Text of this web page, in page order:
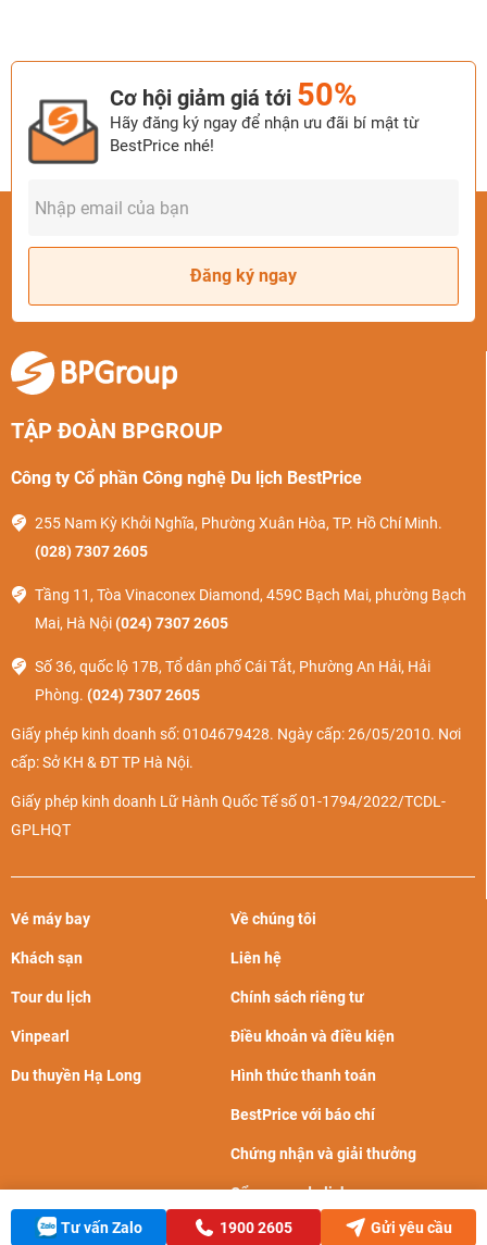
Mùa xuân
Thời gian:Từ tháng 3 đến tháng 5
Đặc điểm thời tiết: Se lạnh, ít mưa, nắng ấm
Mùa xuân là mùa hoa đào khoe sắc, thích hợp để bạn du
lịch và ngắm hoa đào tại công viên hay những con phố hoặc
Hòa Viên, Bắc Hải, Hương Sơn, Thập Tam Lăng…
để giữ ấm, đảm bảo cho các hoạt động tham quan diễn ra
tốt nhất.
hoạt động tham quan ngoài trời. Mùa hè tại Bắc Kinh nắng
Tư vấn Zalo 1900 2605 Gửi yêu cầu
Cơ hội giảm giá tới 50%
Hãy đăng ký ngay để nhận ưu đãi bí mật từ
BestPrice nhé!
Đăng ký ngay
TẬP ĐOÀN BPGROUP
Công ty Cổ phần Công nghệ Du lịch BestPrice
255 Nam Kỳ Khởi Nghĩa, Phường Xuân Hòa, TP. Hồ Chí Minh.
(028) 7307 2605
Tầng 11, Tòa Vinaconex Diamond, 459C Bạch Mai, phường Bạch
Mai, Hà Nội(024) 7307 2605
Số 36, quốc lộ 17B, Tổ dân phố Cái Tắt, Phường An Hải, Hải
Phòng. (024) 7307 2605
Giấy phép kinh doanh số: 0104679428. Ngày cấp: 26/05/2010. Nơi
cấp: Sở KH & ĐT TP Hà Nội.
Giấy phép kinh doanh Lữ Hành Quốc Tế số 01-1794/2022/TCDL-
GPLHQT
Vé máy bay
Khách sạn
Tour du lịch
Vinpearl
Du thuyền Hạ Long
Về chúng tôi
Liên hệ
Chính sách riêng tư
Điều khoản và điều kiện
Hình thức thanh toán
BestPrice với báo chí
Chứng nhận và giải thưởng
Cẩm nang du lịch